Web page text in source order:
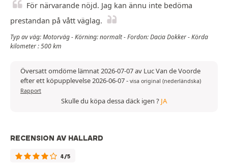
För närvarande nöjd. Jag kan ännu inte bedöma
prestandan på vått väglag.
Typ av väg: Motorväg - Körning: normalt - Fordon: Dacia Dokker - Körda
kilometer : 500 km
Översatt omdöme lämnat 2026-07-07 av Luc Van de Voorde
efter ett köpupplevelse 2026-06-07- visa original (nederländska)
Rapport
Skulle du köpa dessa däck igen ? JA
RECENSION AV HALLARD
4/5